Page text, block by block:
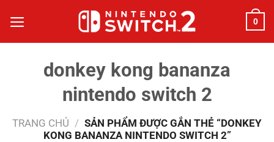
qua
nội
0
donkey kong bananza
nintendo switch 2
TRANG CHỦ / SẢN PHẨM ĐƯỢC GẮN THẺ “DONKEY
KONG BANANZA NINTENDO SWITCH 2”